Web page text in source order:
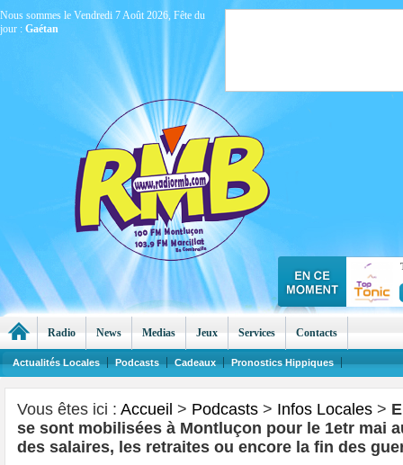
Vous êtes ici : Accueil > Podcasts > Infos Locales >
se sont mobilisées à Montluçon pour le 1etr mai
des salaires, les retraites ou encore la fin des
Radio News Medias Jeux Services Contacts
Actualités Locales Podcasts Cadeaux Pronostics Hippiques
Nous sommes le Vendredi 7 Août 2026, Fête du
jour : Gaétan